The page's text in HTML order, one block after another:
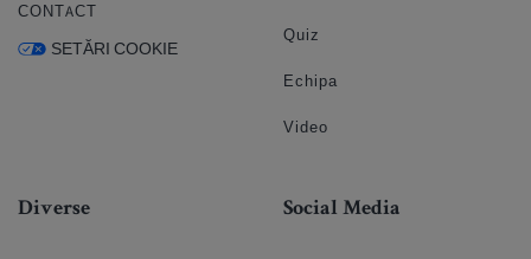
CONTACT
SETĂRI COOKIE
Quiz
Echipa
Video
Diverse Social Media